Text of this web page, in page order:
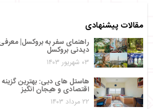
مقالات پیشنهادی
دیدنی بروکسل
۰۳ شهریور ۱۴۰۳
هاستل‌ های دبی: بهترین گزینه‌
اقتصادی و هیجان‌ انگیز
۲۲ مرداد ۱۴۰۳